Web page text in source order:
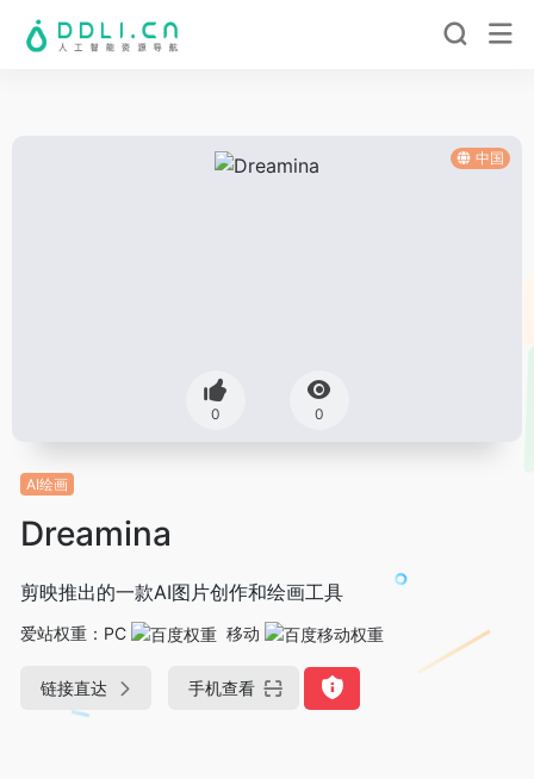
中国
0 0
AI绘画
Dreamina
剪映推出的一款AI图片创作和绘画工具
爱站权重： PC 移动
链接直达 手机查看